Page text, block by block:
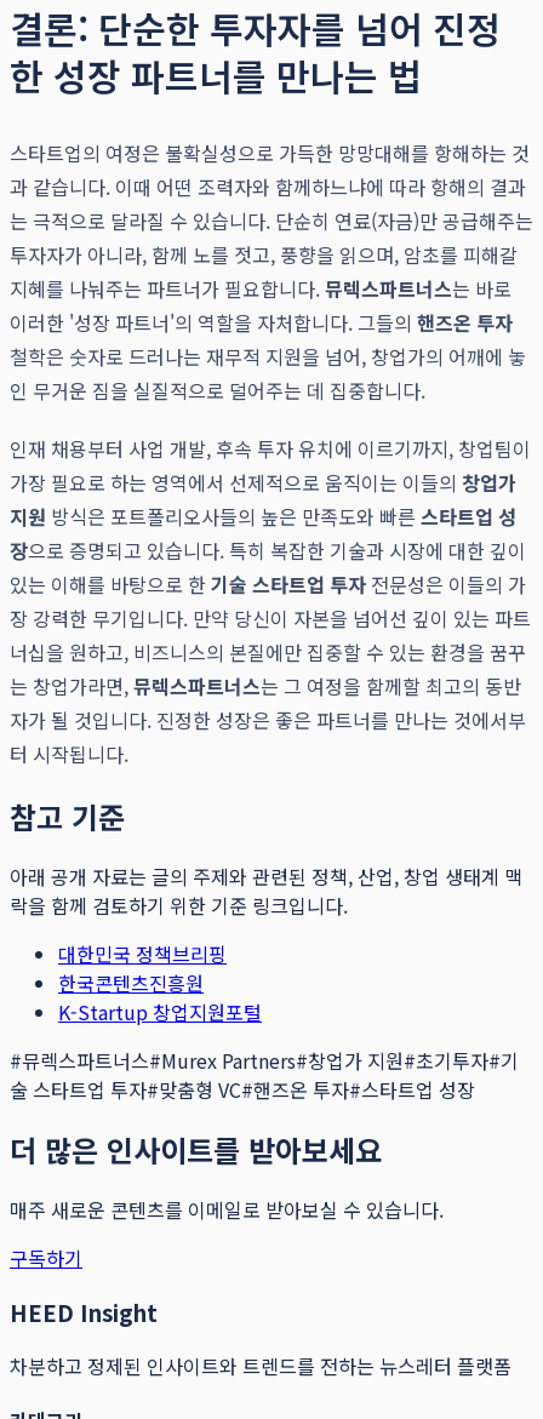
결론: 단순한 투자자를 넘어 진정
한 성장 파트너를 만나는 법
스타트업의 여정은 불확실성으로 가득한 망망대해를 항해하는 것
과 같습니다. 이때 어떤 조력자와 함께하느냐에 따라 항해의 결과
는 극적으로 달라질 수 있습니다. 단순히 연료(자금)만 공급해주는
투자자가 아니라, 함께 노를 젓고, 풍향을 읽으며, 암초를 피해갈
지혜를 나눠주는 파트너가 필요합니다.뮤렉스파트너스는 바로
이러한 '성장 파트너'의 역할을 자처합니다. 그들의 핸즈온 투자
철학은 숫자로 드러나는 재무적 지원을 넘어, 창업가의 어깨에 놓
인 무거운 짐을 실질적으로 덜어주는 데 집중합니다.
인재 채용부터 사업 개발, 후속 투자 유치에 이르기까지, 창업팀이
가장 필요로 하는 영역에서 선제적으로 움직이는 이들의 창업가
지원 방식은 포트폴리오사들의 높은 만족도와 빠른 스타트업 성
장으로 증명되고 있습니다. 특히 복잡한 기술과 시장에 대한 깊이
있는 이해를 바탕으로 한기술 스타트업 투자 전문성은 이들의 가
장 강력한 무기입니다. 만약 당신이 자본을 넘어선 깊이 있는 파트
너십을 원하고, 비즈니스의 본질에만 집중할 수 있는 환경을 꿈꾸
는 창업가라면,뮤렉스파트너스는 그 여정을 함께할 최고의 동반
자가 될 것입니다. 진정한 성장은 좋은 파트너를 만나는 것에서부
터 시작됩니다.
참고 기준
아래 공개 자료는 글의 주제와 관련된 정책, 산업, 창업 생태계 맥
락을 함께 검토하기 위한 기준 링크입니다.
대한민국 정책브리핑
한국콘텐츠진흥원
K-Startup 창업지원포털
#뮤렉스파트너스#Murex Partners#창업가 지원#초기투자#기
술 스타트업 투자#맞춤형 VC#핸즈온 투자#스타트업 성장
더 많은 인사이트를 받아보세요
매주 새로운 콘텐츠를 이메일로 받아보실 수 있습니다.
구독하기
HEED Insight
차분하고 정제된 인사이트와 트렌드를 전하는 뉴스레터 플랫폼